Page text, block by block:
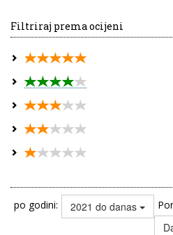
Filtriraj prema ocijeni
po godini: 2021 do danas